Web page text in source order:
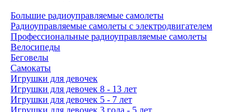
Большие радиоуправляемые самолеты
Радиоуправляемые самолеты с электродвигателем
Профессиональные радиоуправляемые самолеты
Велосипеды
Беговелы
Самокаты
Игрушки для девочек
Игрушки для девочек 8 - 13 лет
Игрушки для девочек 5 - 7 лет
Игрушки для девочек 3 года - 5 лет